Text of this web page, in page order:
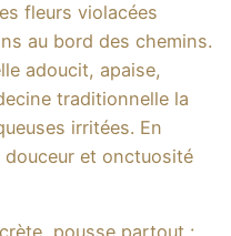
fleurs violacées
au bord des chemins.
adoucit, apaise,
traditionnelle la
irritées. En
et onctuosité